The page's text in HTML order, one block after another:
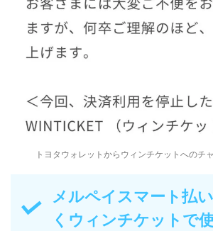
トヨタウォレットからウィンチケットへのチ
メルペイスマート払
くウィンチケットで